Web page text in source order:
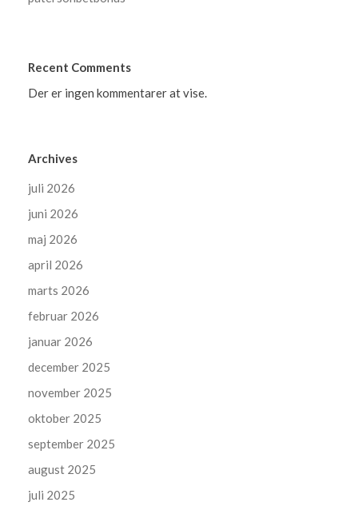
Recent Comments
Der er ingen kommentarer at vise.
Archives
juli 2026
juni 2026
maj 2026
april 2026
marts 2026
februar 2026
januar 2026
december 2025
november 2025
oktober 2025
september 2025
august 2025
juli 2025